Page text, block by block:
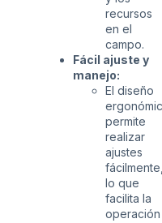
recursos
en el
campo.
Fácil ajuste y
manejo:
El diseño
permite
realizar
ajustes
fácilmente,
lo que
facilita la
operación